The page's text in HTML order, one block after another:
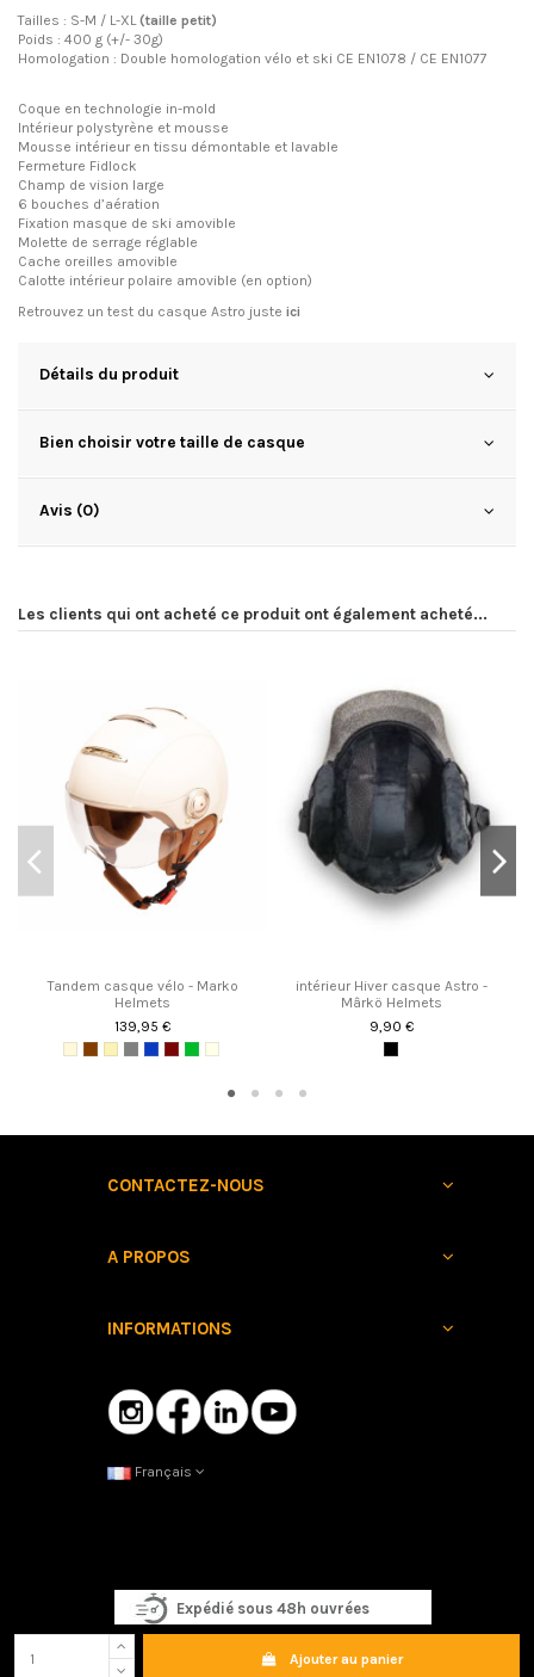
Expédié sous 48h ouvrées
Ajouter au panier
Tailles : S-M / L-XL(taille petit)
Poids : 400 g (+/- 30g)
Homologation : Double homologation vélo et ski CE EN1078 / CE EN1077
Coque en technologie in-mold
Intérieur polystyrène et mousse
Mousse intérieur en tissu démontable et lavable
Fermeture Fidlock
Champ de vision large
6 bouches d’aération
Fixation masque de ski amovible
Molette de serrage réglable
Cache oreilles amovible
Calotte intérieur polaire amovible (en option)
Retrouvez un test du casque Astro juste ici
Détails du produit
Bien choisir votre taille de casque
Avis (0)
Les clients qui ont acheté ce produit ont également acheté...
Tandem casque vélo - Marko
Helmets
139,95 €
intérieur Hiver casque Astro -
Mârkö Helmets
9,90 €
CONTACTEZ-NOUS
A PROPOS
INFORMATIONS
Français